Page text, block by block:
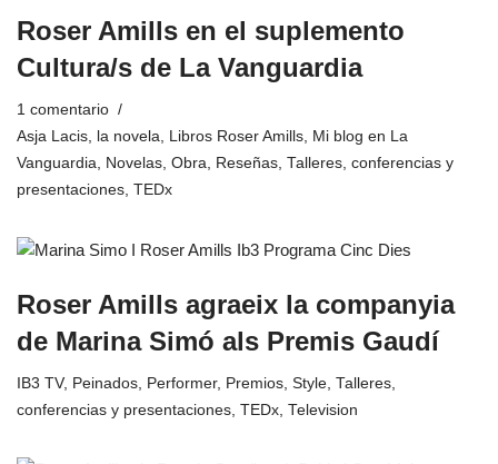
Roser Amills en el suplemento
Cultura/s de La Vanguardia
1 comentario
Asja Lacis, la novela, Libros Roser Amills, Mi blog en La
Vanguardia, Novelas, Obra, Reseñas, Talleres, conferencias y
presentaciones, TEDx
Roser Amills agraeix la companyia
de Marina Simó als Premis Gaudí
IB3 TV, Peinados, Performer, Premios, Style, Talleres,
conferencias y presentaciones, TEDx, Television